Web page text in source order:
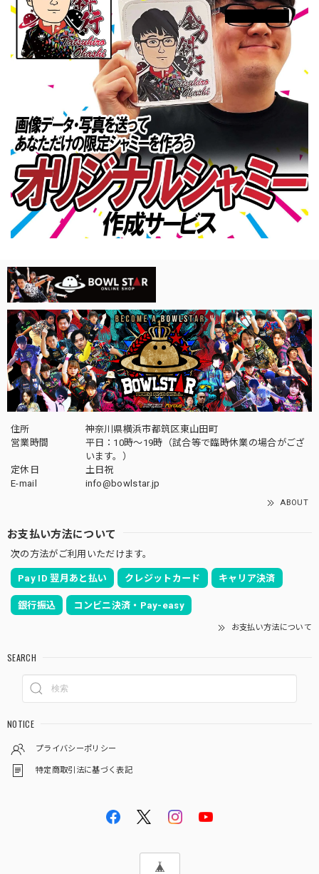
住所
神奈川県横浜市都筑区東山田町
営業時間
平日：10時～19時（試合等で臨時休業の場合がござ
います。）
定休日
土日祝
E-mail
info@bowlstar.jp
ABOUT
お支払い方法について
次の方法がご利用いただけます。
Pay ID 翌月あと払い クレジットカード キャリア決済
銀行振込 コンビニ決済・Pay-easy
お支払い方法について
SEARCH
NOTICE
プライバシーポリシー
特定商取引法に基づく表記